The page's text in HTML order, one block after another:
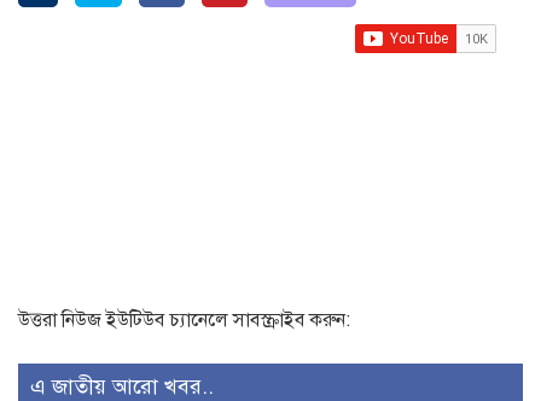
উত্তরা নিউজ ইউটিউব চ্যানেলে সাবস্ক্রাইব করুন:
এ জাতীয় আরো খবর..